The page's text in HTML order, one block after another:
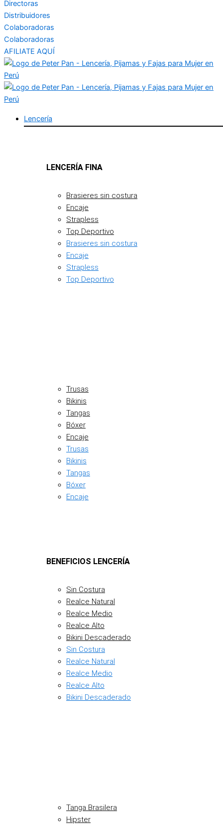
Directoras
Distribuidores
Colaboradoras
Colaboradoras
AFILIATE AQUÍ
Lencería
LENCERÍA FINA
Brasieres sin costura
Encaje
Strapless
Top Deportivo
Brasieres sin costura
Encaje
Strapless
Top Deportivo
Trusas
Bikinis
Tangas
Bóxer
Encaje
Trusas
Bikinis
Tangas
Bóxer
Encaje
BENEFICIOS LENCERÍA
Sin Costura
Realce Natural
Realce Medio
Realce Alto
Bikini Descaderado
Sin Costura
Realce Natural
Realce Medio
Realce Alto
Bikini Descaderado
Tanga Brasilera
Hipster